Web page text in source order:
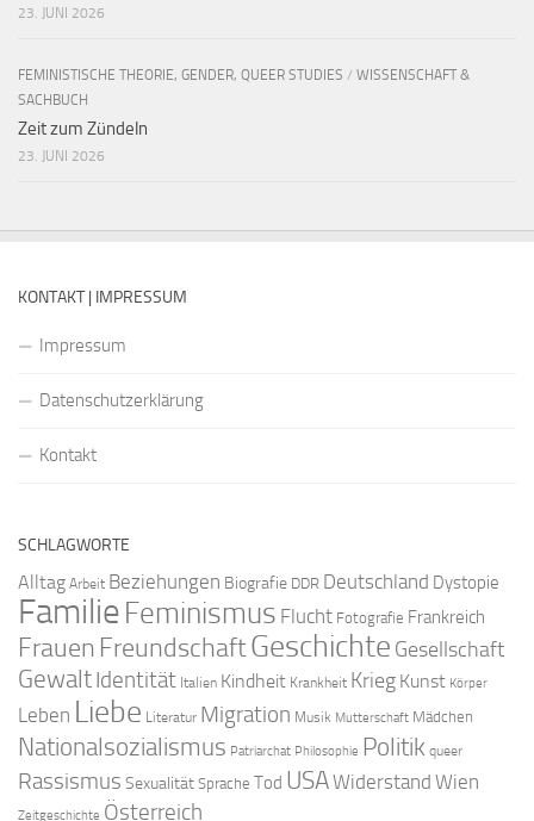
23. JUNI 2026
FEMINISTISCHE THEORIE, GENDER, QUEER STUDIES / WISSENSCHAFT &
SACHBUCH
Zeit zum Zündeln
23. JUNI 2026
KONTAKT | IMPRESSUM
Impressum
Datenschutzerklärung
Kontakt
SCHLAGWORTE
Alltag Arbeit Beziehungen Biografie DDR Deutschland Dystopie
FamilieFeminismus Flucht Fotografie Frankreich
Frauen FreundschaftGeschichte Gesellschaft
GewaltIdentität Italien Kindheit Krankheit Krieg Kunst Körper
Leben Liebe Literatur Migration Musik Mutterschaft Mädchen
Nationalsozialismus Patriarchat Philosophie Politik queer
Rassismus SexualitätSprache Tod USAWiderstand Wien
Zeitgeschichte Österreich